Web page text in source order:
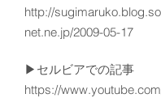
http://
net.ne.jp/2009-05-17
▶セルビアでの記事
https://